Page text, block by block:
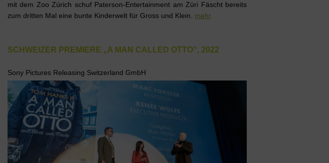
mit dem Zoo Zürich schuf Paterson-Entertainment am Züri Fäscht bereits
zum dritten Mal eine bunte Kinderwelt für Gross und Klein. mehr
SCHWEIZER PREMIERE „A MAN CALLED OTTO“, 2022
Sony Pictures Releasing Switzerland GmbH